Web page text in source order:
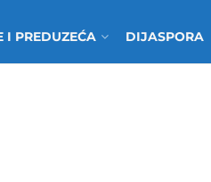
I PREDUZEĆA DIJASPORA